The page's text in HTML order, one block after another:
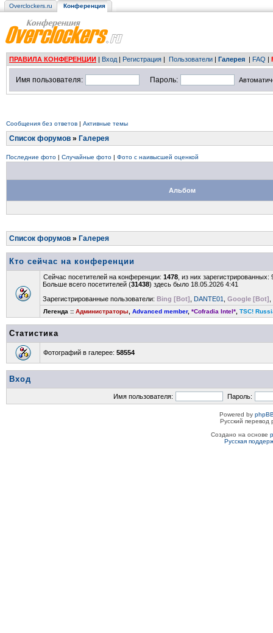
Overclockers.ru Конференция
ПРАВИЛА КОНФЕРЕНЦИИ | Вход | Регистрация | Пользователи | Галерея | FAQ |
Имя пользователя: Пароль:
Сообщения без ответов | Активные темы
Список форумов » Галерея
Последние фото | Случайные фото | Фото с наивысшей оценкой
Альбом
Список форумов » Галерея
Кто сейчас на конференции
Сейчас посетителей на конференции: 1478 , из них
Больше всего посетителей (31438) здесь было 18.05.2026 4:41
Зарегистрированные пользователи: Bing [Bot] DANTE01 Google [Bot]
Легенда :: Администраторы Advanced member, *Cofradia Intel* TSC!
Статистика
Фотографий в галерее: 58554
Вход
Имя пользователя: Пароль:
Powered by
Русский
Создано на основе
Русская